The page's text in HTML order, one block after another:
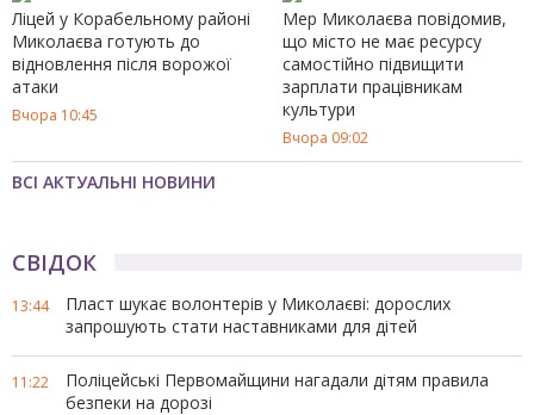
Ліцей у Корабельному районі
Миколаєва готують до
відновлення після ворожої
атаки
Вчора 10:45
Мер Миколаєва повідомив,
що місто не має ресурсу
самостійно підвищити
зарплати працівникам
культури
Вчора 09:02
ВСІ АКТУАЛЬНІ НОВИНИ
СВІДОК
13:44
Пласт шукає волонтерів у Миколаєві: дорослих
запрошують стати наставниками для дітей
11:22
Поліцейські Первомайщини нагадали дітям правила
безпеки на дорозі